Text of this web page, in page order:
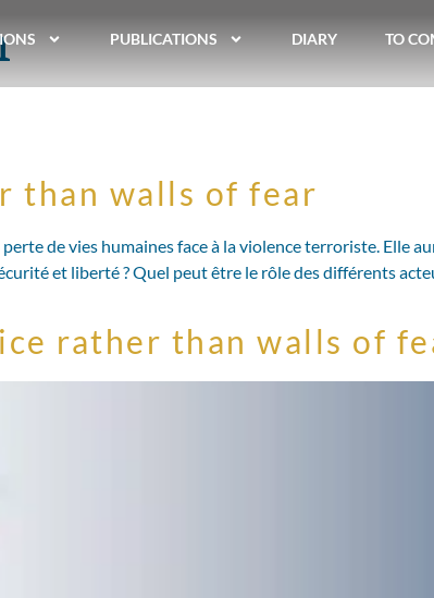
PUBLICATIONS DIARY TO
than walls of fear
perte de vies humaines face à la violence terroriste. Elle
et liberté ? Quel peut être le rôle des différents
rather than walls of